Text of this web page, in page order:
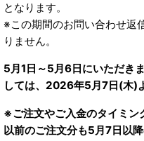
となります。
※この期間のお問い合わせ返
りません。
5月1日～5月6日にいただき
しては、2026年5月7日(木)
※ご注文やご入金のタイミン
以前のご注文分も5月7日以